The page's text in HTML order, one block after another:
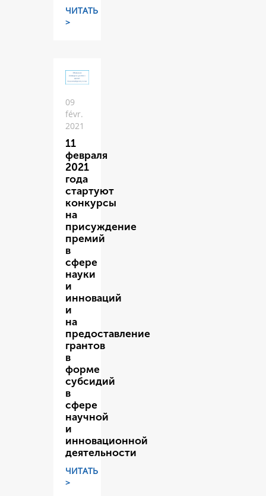
ЧИТАТЬ
>
09
févr.
2021
11
февраля
2021
года
стартуют
конкурсы
на
присуждение
премий
в
сфере
науки
и
инноваций
и
на
предоставление
грантов
в
форме
субсидий
в
сфере
научной
и
инновационной
деятельности
ЧИТАТЬ
>